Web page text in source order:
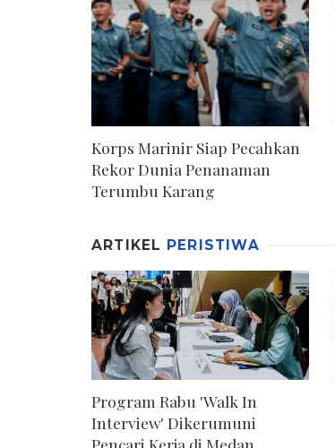
Korps Marinir Siap Pecahkan
Rekor Dunia Penanaman
Terumbu Karang
ARTIKEL PERISTIWA
Program Rabu 'Walk In
Interview' Dikerumuni